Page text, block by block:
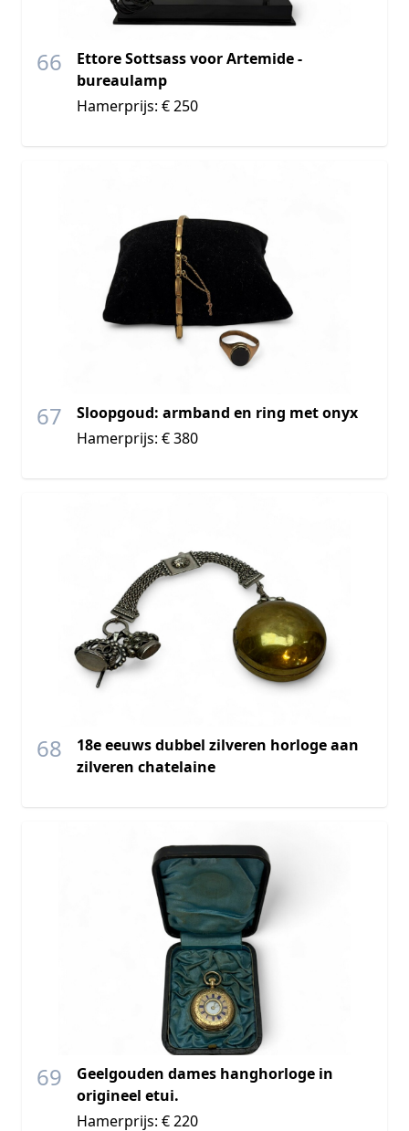
66
Ettore Sottsass voor Artemide -
bureaulamp
Hamerprijs: € 250
67
Sloopgoud: armband en ring met onyx
Hamerprijs: € 380
68
18e eeuws dubbel zilveren horloge aan
zilveren chatelaine
69
Geelgouden dames hanghorloge in
origineel etui.
Hamerprijs: € 220